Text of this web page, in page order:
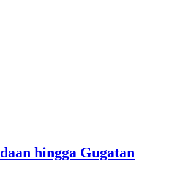
hingga Gugatan